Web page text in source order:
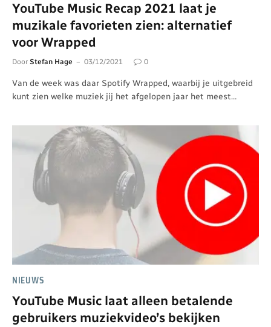
YouTube Music Recap 2021 laat je
muzikale favorieten zien: alternatief
voor Wrapped
Door Stefan Hage 03/12/2021 0
Van de week was daar Spotify Wrapped, waarbij je uitgebreid
kunt zien welke muziek jij het afgelopen jaar het meest…
NIEUWS
YouTube Music laat alleen betalende
gebruikers muziekvideo’s bekijken